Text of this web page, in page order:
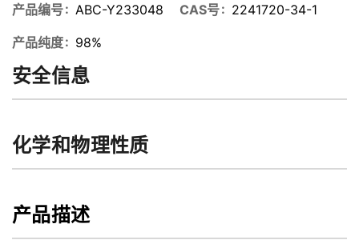
产品编号 ABC-Y233048 CAS号 2241720-34-1
产品纯度 98%
安全信息
化学和物理性质
产品描述